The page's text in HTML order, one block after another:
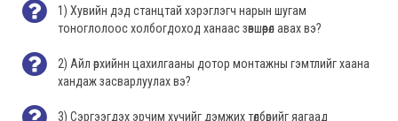
1) Хувийн дэд станцтай хэрэглэгч нарын шугам
тоноглолоос холбогдоход ханаас зөвшөөрөл авах вэ?
2) Айл өрхийнн цахилгааны дотор монтажны гэмтлийг хаана
хандаж засварлуулах вэ?
3) Сэргээгдэх эрчим хүчийг дэмжих төлбөрийг яагаад